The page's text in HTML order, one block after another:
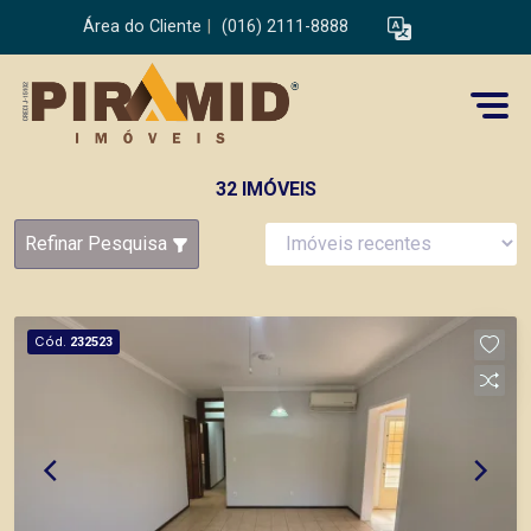
Área do Cliente (016) 2111-8888
32 IMÓVEIS
Refinar Pesquisa
Cód. 232523